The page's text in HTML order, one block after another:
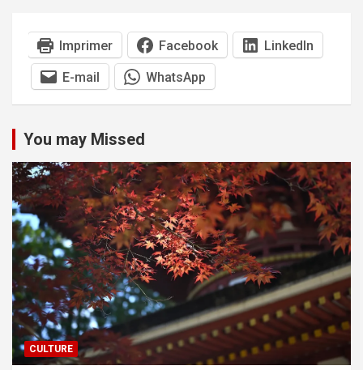
Imprimer Facebook LinkedIn
E-mail WhatsApp
You may Missed
CULTURE